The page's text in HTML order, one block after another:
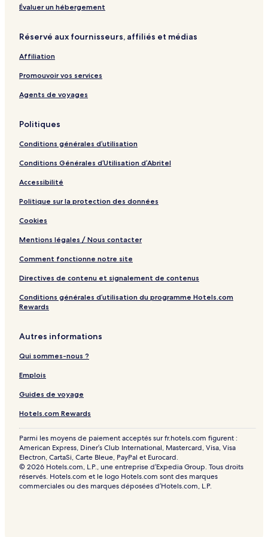
y
n
e
r
f
u
t
l
y
Évaluer un hébergement
Réservé aux fournisseurs, affiliés et médias
Affiliation
Promouvoir vos services
Agents de voyages
Politiques
Conditions générales d’utilisation
Conditions Générales d’Utilisation d’Abritel
Accessibilité
Politique sur la protection des données
Cookies
Mentions légales / Nous contacter
Comment fonctionne notre site
Directives de contenu et signalement de contenus
Conditions générales d’utilisation du programme Hotels.com
Rewards
Autres informations
Qui sommes-nous ?
Emplois
Guides de voyage
Hotels.com Rewards
Parmi les moyens de paiement acceptés sur fr.hotels.com figurent :
American Express, Diner’s Club International, Mastercard, Visa, Visa
Electron, CartaSi, Carte Bleue, PayPal et Eurocard.
© 2026 Hotels.com, L.P., une entreprise d’Expedia Group. Tous droits
réservés. Hotels.com et le logo Hotels.com sont des marques
commerciales ou des marques déposées d’Hotels.com, L.P.